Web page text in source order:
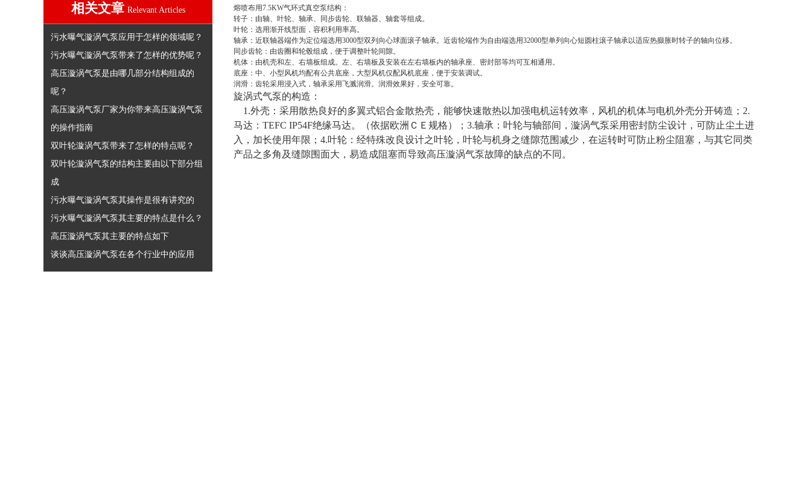
相关文章 Relevant Articles
污水曝气漩涡气泵应用于怎样的领域呢？
污水曝气漩涡气泵带来了怎样的优势呢？
高压漩涡气泵是由哪几部分结构组成的
呢？
高压漩涡气泵厂家为你带来高压漩涡气泵
的操作指南
双叶轮漩涡气泵带来了怎样的特点呢？
双叶轮漩涡气泵的结构主要由以下部分组
成
污水曝气漩涡气泵其操作是很有讲究的
污水曝气漩涡气泵其主要的特点是什么？
高压漩涡气泵其主要的特点如下
谈谈高压漩涡气泵在各个行业中的应用
熔喷布用7.5KW气环式真空泵结构：
转子：由轴、叶轮、轴承、同步齿轮、联轴器、轴套等组成。
叶轮：选用渐开线型面，容积利用率高。
轴承：近联轴器端作为定位端选用3000型双列向心球面滚子轴承。近齿轮端作为自由端选用32000型单列向心短圆柱滚子轴承以适应热臌胀时转子的轴向位移。
同步齿轮：由齿圈和轮毂组成，便于调整叶轮间隙。
机体：由机壳和左、右墙板组成。左、右墙板及安装在左右墙板内的轴承座、密封部等均可互相通用。
底座：中、小型风机均配有公共底座，大型风机仅配风机底座，便于安装调试。
润滑：齿轮采用浸入式，轴承采用飞溅润滑。润滑效果好，安全可靠。
旋涡式气泵的构造：
1.外壳：采用散热良好的多翼式铝合金散热壳，能够快速散热以加强电机运转效率，风机的机体与电机外壳分开铸造；2.
马达：TEFC IP54F绝缘马达。（依据欧洲ＣＥ规格）；3.轴承：叶轮与轴部间，漩涡气泵采用密封防尘设计，可防止尘土进
入，加长使用年限；4.叶轮：经特殊改良设计之叶轮，叶轮与机身之缝隙范围减少，在运转时可防止粉尘阻塞，与其它同类
产品之多角及缝隙围面大，易造成阻塞而导致高压漩涡气泵故障的缺点的不同。